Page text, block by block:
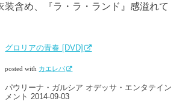
装含め、『ラ・ラ・ランド』感溢れて
グロリアの青春 [DVD]
posted with カエレバ
パウリーナ・ガルシア オデッサ・エンタテイン
メント 2014-09-03